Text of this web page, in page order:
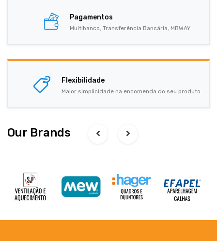
Pagamentos
Multibanco, Transferência Bancária, MBWAY
Flexibilidade
Maior simplicidade na encomenda do seu produto
Our Brands